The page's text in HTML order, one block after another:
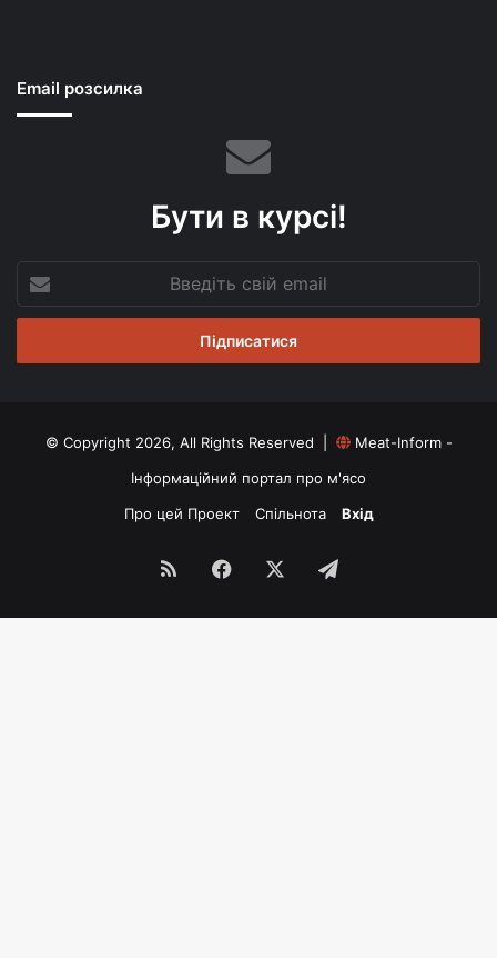
Email розсилка
Бути в курсі!
свій
email
© Copyright 2026, All Rights Reserved |
Meat-Inform -
Інформаційний портал про м'ясо
Про цей Проект
Спільнота Вхід
RSS Facebook